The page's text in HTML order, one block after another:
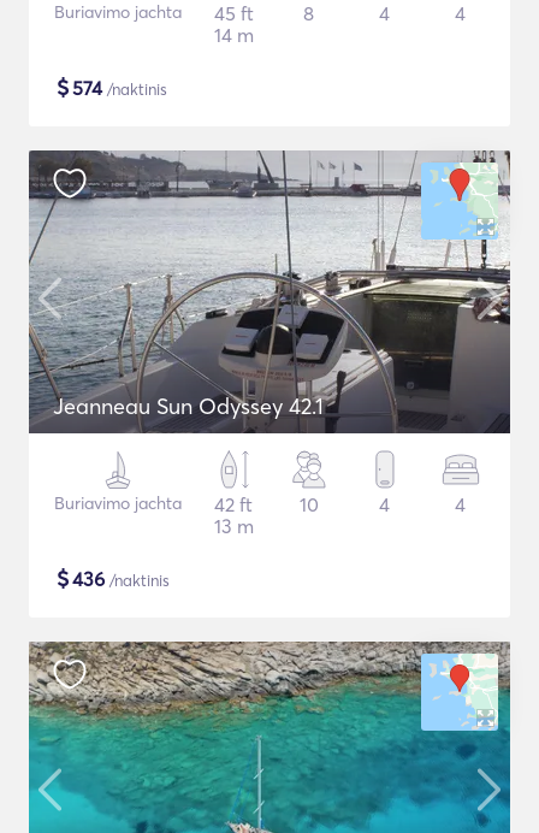
Buriavimo jachta
45 ft
14 m
8 4 4
$574/naktinis
Jeanneau Sun Odyssey 42.1
Buriavimo jachta
42 ft
13 m
10 4 4
$436 /naktinis